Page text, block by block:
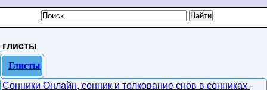
глисты
Глисты
Сонники Онлайн, сонник и толкование снов в сонниках -